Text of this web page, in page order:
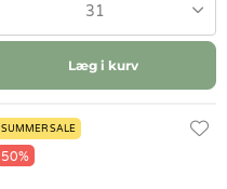
31
Læg i kurv
SUMMER SALE
50%